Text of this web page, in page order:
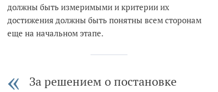
должны быть измеримыми и критерии их
достижения должны быть понятны всем сторонам
еще на начальном этапе.
За решением о постановке